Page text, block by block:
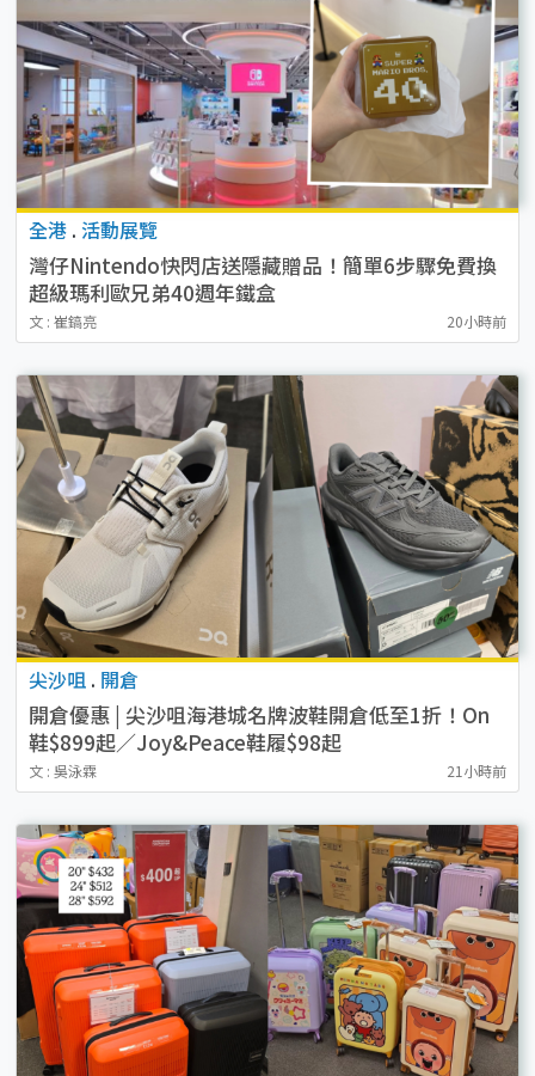
全港 . 活動展覽
灣仔Nintendo快閃店送隱藏贈品！簡單6步驟免費換
超級瑪利歐兄弟40週年鐵盒
文 : 崔鎬亮 20小時前
尖沙咀 . 開倉
開倉優惠 | 尖沙咀海港城名牌波鞋開倉低至1折！On
鞋$899起／Joy&Peace鞋履$98起
文 : 吳泳霖 21小時前